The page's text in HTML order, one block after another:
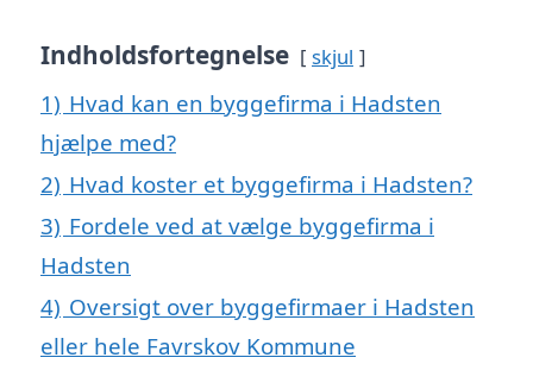
Indholdsfortegnelse skjul
1) Hvad kan en byggefirma i Hadsten
hjælpe med?
2) Hvad koster et byggefirma i Hadsten?
3) Fordele ved at vælge byggefirma i
Hadsten
4) Oversigt over byggefirmaer i Hadsten
eller hele Favrskov Kommune